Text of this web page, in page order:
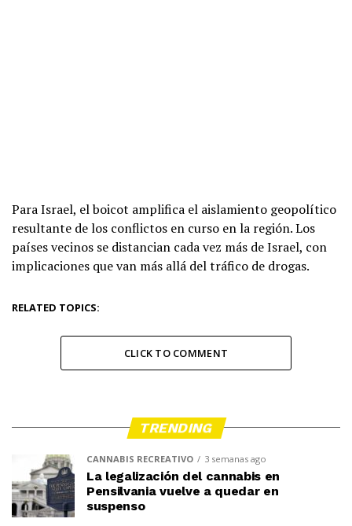
Para Israel, el boicot amplifica el aislamiento geopolítico
resultante de los conflictos en curso en la región. Los
países vecinos se distancian cada vez más de Israel, con
implicaciones que van más allá del tráfico de drogas.
RELATED TOPICS:
CLICK TO COMMENT
TRENDING
CANNABIS RECREATIVO 3 semanas ago
La legalización del cannabis en
Pensilvania vuelve a quedar en
suspenso